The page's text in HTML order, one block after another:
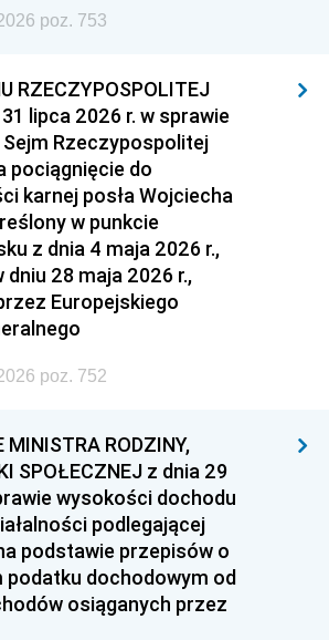
poz. 753
RZECZYPOSPOLITEJ
lipca 2026 r. w sprawie
Rzeczypospolitej
pociągnięcie do
karnej posła Wojciecha
w punkcie
z dnia 4 maja 2026 r.,
dniu 28 maja 2026 r.,
Europejskiego
poz. 752
MINISTRA RODZINY,
SPOŁECZNEJ z dnia 29
wysokości dochodu
podlegającej
podstawie przepisów o
podatku dochodowym od
osiąganych przez